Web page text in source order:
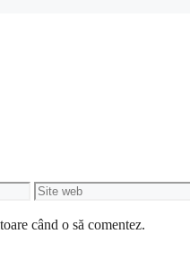
Site
web
când o să comentez.